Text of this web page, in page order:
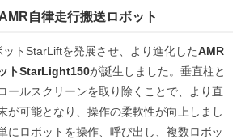
AMR自律走行搬送ロボット
トStarLiftを発展させ、より進化したAMR
トStarLight150が誕生しました。垂直柱と
ールスクリーンを取り除くことで、より直
が可能となり、操作の柔軟性が向上しまし
にロボットを操作、呼び出し、複数ロボッ